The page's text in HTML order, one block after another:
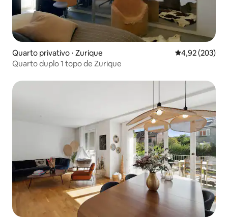
Quarto privativo ⋅ Zurique 4,92 de uma
4,92 (203)
Quarto duplo 1 topo de Zurique